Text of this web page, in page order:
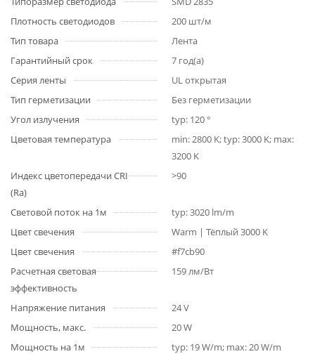
Плотность светодиодов
200 шт/м
Тип товара
Лента
Гарантийный срок
7 год(а)
Серия ленты
UL открытая
Тип герметизации
Без герметизации
Угол излучения
typ: 120 °
Цветовая температура
min: 2800 K; typ: 3000 K; max:
3200 K
Индекс цветопередачи CRI
(Ra)
>90
Световой поток на 1м
typ: 3020 lm/m
Цвет свечения
Warm | Тёплый 3000 K
Цвет свечения
#f7cb90
Расчетная световая
эффективность
159 лм/Вт
Напряжение питания
24 V
Мощность, макс.
20 W
Мощность на 1м
typ: 19 W/m; max: 20 W/m